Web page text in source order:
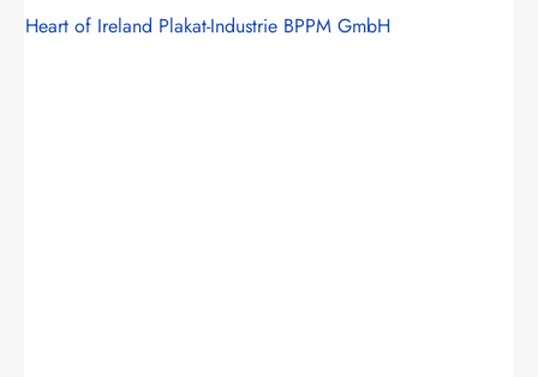
Heart of Ireland Plakat-Industrie BPPM GmbH